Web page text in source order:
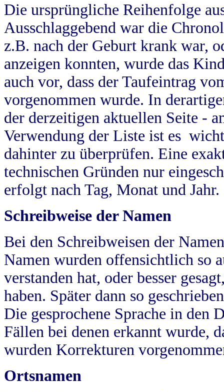
Die ursprüngliche Reihenfolge
Ausschlaggebend war die
z.B. nach der Geburt krank war,
anzeigen konnten, wurde das
auch vor, dass der Taufeintrag
vorgenommen wurde. In
der derzeitigen aktuellen Seite -
Verwendung der Liste ist es
dahinter zu überprüfen. Eine
technischen Gründen nur
erfolgt nach Tag, Monat und Jahr.
Schreibweise der Namen
Bei den Schreibweisen der
Namen wurden offensichtlich so
verstanden hat, oder besser
haben. Später dann so
Die gesprochene Sprache in
Fällen bei denen erkannt wurde,
wurden Korrekturen
Ortsnamen